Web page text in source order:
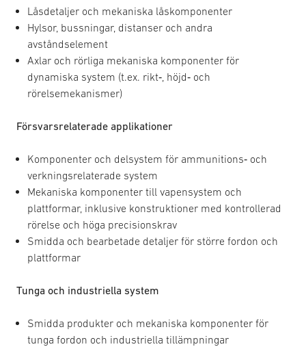
Låsdetaljer och mekaniska låskomponenter
Hylsor, bussningar, distanser och andra
avståndselement
Axlar och rörliga mekaniska komponenter för
dynamiska system (t.ex. rikt‑, höjd‑ och
rörelsemekanismer)
Försvarsrelaterade applikationer
Komponenter och delsystem för ammunitions‑ och
verkningsrelaterade system
Mekaniska komponenter till vapensystem och
plattformar, inklusive konstruktioner med kontrollerad
rörelse och höga precisionskrav
Smidda och bearbetade detaljer för större fordon och
plattformar
Tunga och industriella system
Smidda produkter och mekaniska komponenter för
tunga fordon och industriella tillämpningar